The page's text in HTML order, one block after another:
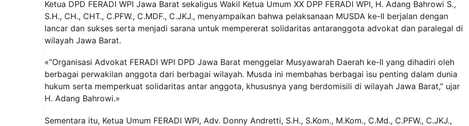
Ketua DPD FERADI WPI Jawa Barat sekaligus Wakil Ketua Umum XX DPP FERADI WPI, H. Adang Bahrowi S.,
S.H., CH., CHT., C.PFW., C.MDF., C.JKJ., menyampaikan bahwa pelaksanaan MUSDA ke-II berjalan dengan
lancar dan sukses serta menjadi sarana untuk mempererat solidaritas antaranggota advokat dan paralegal di
wilayah Jawa Barat.
«”Organisasi Advokat FERADI WPI DPD Jawa Barat menggelar Musyawarah Daerah ke-II yang dihadiri oleh
berbagai perwakilan anggota dari berbagai wilayah. Musda ini membahas berbagai isu penting dalam dunia
hukum serta memperkuat solidaritas antar anggota, khususnya yang berdomisili di wilayah Jawa Barat,” ujar
H. Adang Bahrowi.»
Sementara itu, Ketua Umum FERADI WPI, Adv. Donny Andretti, S.H., S.Kom., M.Kom., C.Md., C.PFW., C.JKJ.,